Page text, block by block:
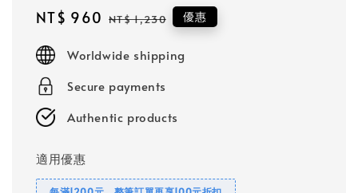
Sale
NT$ 960 Regular
NT$ 1,230 優惠
Worldwide shipping
Secure payments
Authentic products
適用優惠